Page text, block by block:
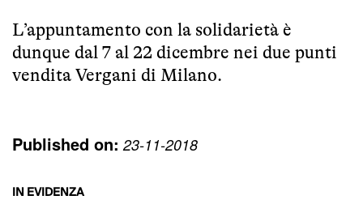
L’appuntamento con la solidarietà è
dunque dal 7 al 22 dicembre nei due punti
vendita Vergani di Milano.
Published on: 23-11-2018
IN EVIDENZA